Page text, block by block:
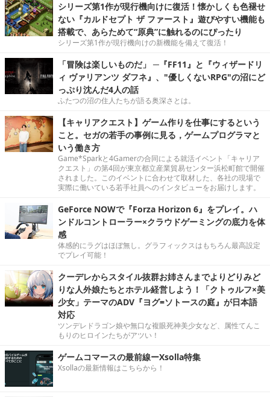
シリーズ第1作が現行機向けに復活！懐かしくも色褪せ
ない『カルドセプト ザ ファースト』遊びやすい機能も
搭載で、あらためて“原典”に触れるのにぴったり
シリーズ第1作が現行機向けの新機能を備えて復活！
「冒険は楽しいものだ」 ─『FF11』と『ウィザードリ
ィ ヴァリアンツ ダフネ』、"優しくないRPG"の沼にど
っぷり沈んだ4人の話
ふたつの沼の住人たちが語る奥深さとは。
【キャリアクエスト】ゲーム作りを仕事にするという
こと。セガの若手の事例に見る，ゲームプログラマと
いう働き方
Game*Sparkと4Gamerの合同による就活イベント「キャリア
クエスト」の第4回が東京都立産業貿易センター浜松町館で開催
されました。このイベントに合わせて取材した、各社の現場で
実際に働いている若手社員へのインタビューをお届けします。
GeForce NOWで『Forza Horizon 6』をプレイ。ハ
ンドルコントローラー×クラウドゲーミングの底力を体
感
体感的にラグはほぼ無し。グラフィックスはもちろん最高設定
でプレイ可能！
クーデレからスタイル抜群お姉さんまでよりどりみど
りな人外娘たちとホテル経営しよう！「クトゥルフ×美
少女」テーマのADV『ヨグ=ソトースの庭』が日本語
対応
ツンデレドラゴン娘や無口な複眼死神美少女など、属性てんこ
もりのヒロインたちがアツい！
ゲームコマースの最前線ーXsolla特集
Xsollaの最新情報はこちらから！